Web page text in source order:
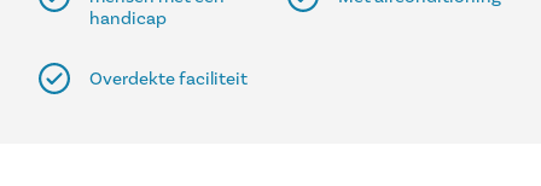
handicap
Overdekte faciliteit